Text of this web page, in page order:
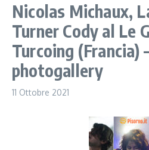
Nicolas Michaux,
Turner Cody al Le
Turcoing (Francia)
photogallery
11 Ottobre 2021